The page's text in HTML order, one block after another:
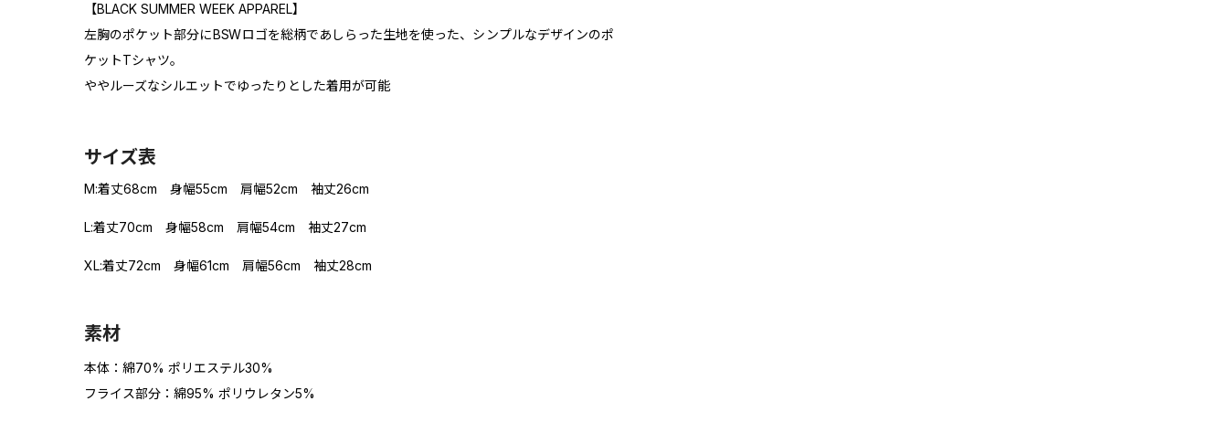
【BLACK SUMMER WEEK APPAREL】
左胸のポケット部分にBSWロゴを総柄であしらった生地を使った、シンプルなデザインのポ
ケットTシャツ。
ややルーズなシルエットでゆったりとした着用が可能
サイズ表
M:着丈68cm 身幅55cm 肩幅52cm 袖丈26cm
L:着丈70cm 身幅58cm 肩幅54cm 袖丈27cm
XL:着丈72cm 身幅61cm 肩幅56cm 袖丈28cm
素材
本体：綿70% ポリエステル30%
フライス部分：綿95% ポリウレタン5%